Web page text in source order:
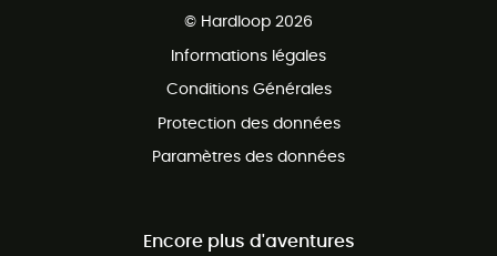
© Hardloop 2026
Informations légales
Conditions Générales
Protection des données
Paramètres des données
Encore plus d'aventures